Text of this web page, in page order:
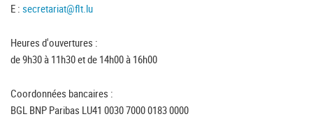
E : secretariat@flt.lu
Heures d'ouvertures :
de 9h30 à 11h30 et de 14h00 à 16h00
Coordonnées bancaires :
BGL BNP Paribas LU41 0030 7000 0183 0000